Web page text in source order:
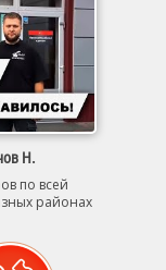
Н.
по всей
районах